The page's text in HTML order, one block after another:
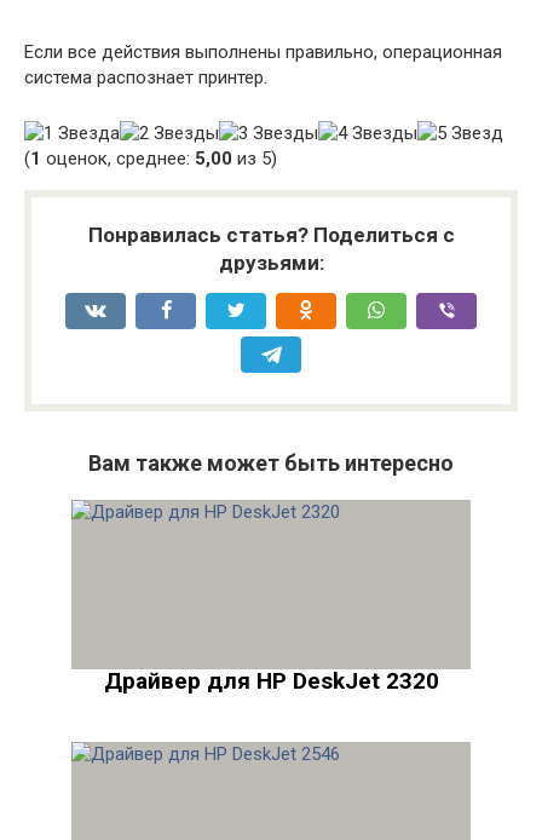
Если все действия выполнены правильно, операционная
система распознает принтер.
(1 оценок, среднее: 5,00 из 5)
Понравилась статья? Поделиться с
друзьями:
Вам также может быть интересно
Драйвер для HP DeskJet 2320